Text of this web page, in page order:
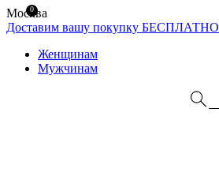
Москва
Доставим вашу покупку БЕСПЛАТНО
Женщинам
Мужчинам
0